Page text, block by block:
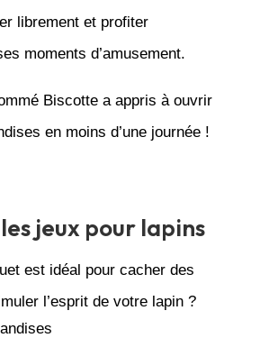
librement et profiter
moments d’amusement.
Biscotte a appris à ouvrir
en moins d’une journée !
jeux pour lapins
est idéal pour cacher des
l’esprit de votre lapin ?